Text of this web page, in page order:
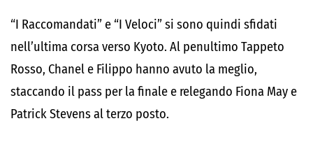
“I Raccomandati” e “I Veloci” si sono quindi sfidati
nell’ultima corsa verso Kyoto. Al penultimo Tappeto
Rosso, Chanel e Filippo hanno avuto la meglio,
staccando il pass per la finale e relegando Fiona May e
Patrick Stevens al terzo posto.